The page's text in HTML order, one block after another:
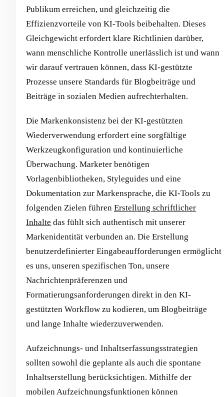
Publikum erreichen, und gleichzeitig die
Effizienzvorteile von KI-Tools beibehalten. Dieses
Gleichgewicht erfordert klare Richtlinien darüber,
wann menschliche Kontrolle unerlässlich ist und wann
wir darauf vertrauen können, dass KI-gestützte
Prozesse unsere Standards für Blogbeiträge und
Beiträge in sozialen Medien aufrechterhalten.
Die Markenkonsistenz bei der KI-gestützten
Wiederverwendung erfordert eine sorgfältige
Werkzeugkonfiguration und kontinuierliche
Überwachung. Marketer benötigen
Vorlagenbibliotheken, Styleguides und eine
Dokumentation zur Markensprache, die KI-Tools zu
folgenden Zielen führen Erstellung schriftlicher
Inhalte das fühlt sich authentisch mit unserer
Markenidentität verbunden an. Die Erstellung
benutzerdefinierter Eingabeaufforderungen ermöglicht
es uns, unseren spezifischen Ton, unsere
Nachrichtenpräferenzen und
Formatierungsanforderungen direkt in den KI-
gestützten Workflow zu kodieren, um Blogbeiträge
und lange Inhalte wiederzuverwenden.
Aufzeichnungs- und Inhaltserfassungsstrategien
sollten sowohl die geplante als auch die spontane
Inhaltserstellung berücksichtigen. Mithilfe der
mobilen Aufzeichnungsfunktionen können